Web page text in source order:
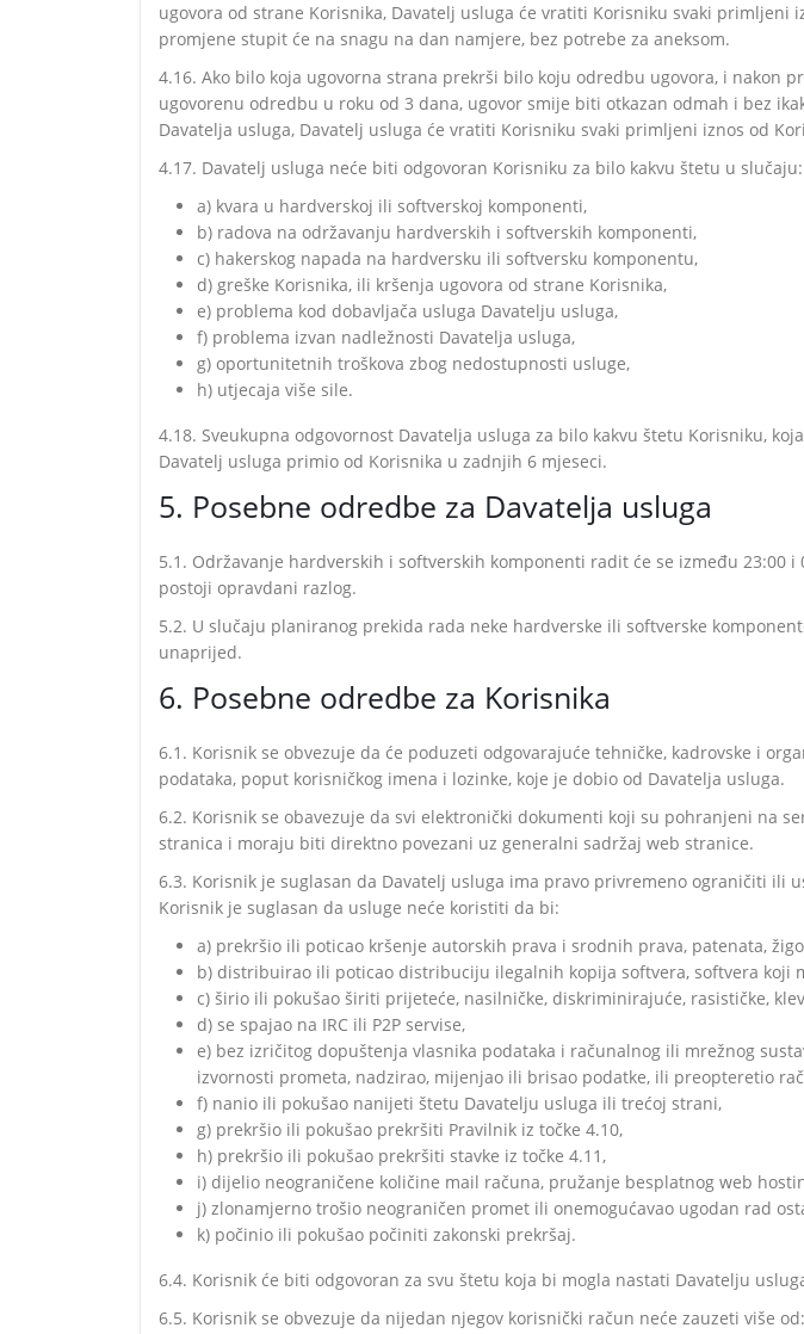
ugovora od strane Korisnika, Davatelj usluga će vratiti Korisniku svaki
promjene stupit će na snagu na dan namjere, bez potrebe za aneksom.
4.16. Ako bilo koja ugovorna strana prekrši bilo koju odredbu ugovora, i
ugovorenu odredbu u roku od 3 dana, ugovor smije biti otkazan odmah i bez
Davatelja usluga, Davatelj usluga će vratiti Korisniku svaki primljeni iznos od
4.17. Davatelj usluga neće biti odgovoran Korisniku za bilo kakvu štetu u slučaju:
a) kvara u hardverskoj ili softverskoj komponenti,
b) radova na održavanju hardverskih i softverskih komponenti,
c) hakerskog napada na hardversku ili softversku komponentu,
d) greške Korisnika, ili kršenja ugovora od strane Korisnika,
e) problema kod dobavljača usluga Davatelju usluga,
f) problema izvan nadležnosti Davatelja usluga,
g) oportunitetnih troškova zbog nedostupnosti usluge,
h) utjecaja više sile.
4.18. Sveukupna odgovornost Davatelja usluga za bilo kakvu štetu Korisniku,
Davatelj usluga primio od Korisnika u zadnjih 6 mjeseci.
5. Posebne odredbe za Davatelja usluga
5.1. Održavanje hardverskih i softverskih komponenti radit će se između
postoji opravdani razlog.
5.2. U slučaju planiranog prekida rada neke hardverske ili softverske
unaprijed.
6. Posebne odredbe za Korisnika
6.1. Korisnik se obvezuje da će poduzeti odgovarajuće tehničke, kadrovske i
podataka, poput korisničkog imena i lozinke, koje je dobio od Davatelja usluga.
6.2. Korisnik se obavezuje da svi elektronički dokumenti koji su pohranjeni na
stranica i moraju biti direktno povezani uz generalni sadržaj web stranice.
6.3. Korisnik je suglasan da Davatelj usluga ima pravo privremeno ograničiti
Korisnik je suglasan da usluge neće koristiti da bi:
a) prekršio ili poticao kršenje autorskih prava i srodnih prava, patenata,
b) distribuirao ili poticao distribuciju ilegalnih kopija softvera, softvera koji
c) širio ili pokušao širiti prijeteće, nasilničke, diskriminirajuće, rasističke,
d) se spajao na IRC ili P2P servise,
e) bez izričitog dopuštenja vlasnika podataka i računalnog ili mrežnog
izvornosti prometa, nadzirao, mijenjao ili brisao podatke, ili preopteretio
f) nanio ili pokušao nanijeti štetu Davatelju usluga ili trećoj strani,
g) prekršio ili pokušao prekršiti Pravilnik iz točke 4.10,
h) prekršio ili pokušao prekršiti stavke iz točke 4.11,
i) dijelio neograničene količine mail računa, pružanje besplatnog web
j) zlonamjerno trošio neograničen promet ili onemogućavao ugodan rad
k) počinio ili pokušao počiniti zakonski prekršaj.
6.4. Korisnik će biti odgovoran za svu štetu koja bi mogla nastati Davatelju
6.5. Korisnik se obvezuje da nijedan njegov korisnički račun neće zauzeti više od: